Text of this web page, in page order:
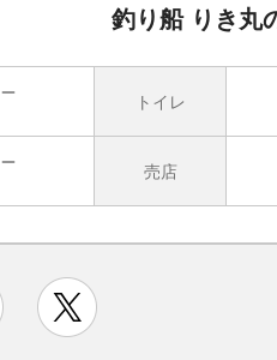
釣り船 りき丸
トイレ
売店
instagram